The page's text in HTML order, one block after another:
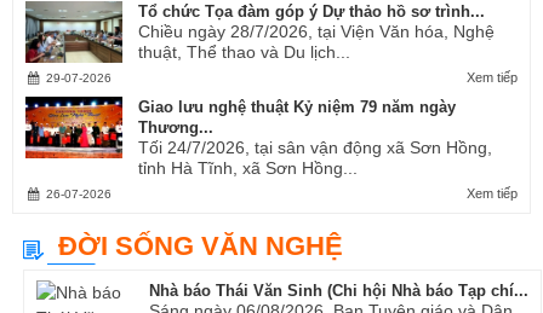
Tổ chức Tọa đàm góp ý Dự thảo hồ sơ trình...
Chiều ngày 28/7/2026, tại Viện Văn hóa, Nghệ
thuật, Thể thao và Du lịch...
Xem tiếp
29-07-2026
Giao lưu nghệ thuật Kỷ niệm 79 năm ngày
Thương...
Tối 24/7/2026, tại sân vận động xã Sơn Hồng,
tỉnh Hà Tĩnh, xã Sơn Hồng...
Xem tiếp
26-07-2026
ĐỜI SỐNG VĂN NGHỆ
Nhà báo Thái Văn Sinh (Chi hội Nhà báo Tạp chí...